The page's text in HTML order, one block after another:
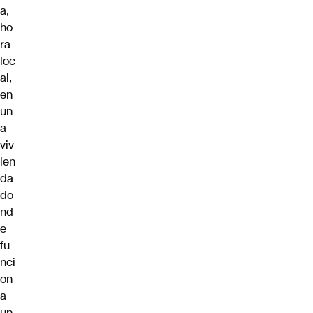
a,
ho
ra
loc
al,
en
un
a
viv
ien
da
do
nd
e
fu
nci
on
a